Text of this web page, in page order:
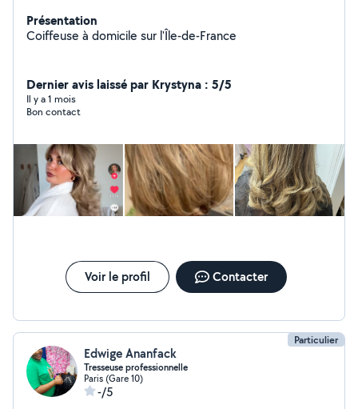
Présentation
Coiffeuse à domicile sur l'Île-de-France
Dernier avis laissé par Krystyna : 5/5
Il y a 1 mois
Bon contact
Voir le profil Contacter
Particulier
Edwige Ananfack
Tresseuse professionnelle
Paris (Gare 10)
-/5